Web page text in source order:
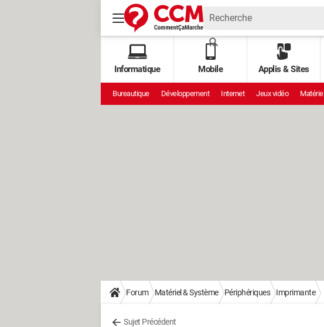
Informatique Mobile Applis & Sites
Bureautique Développement Internet Jeux vidéo Matériel
Forum Matériel & Système Périphériques Imprimante
Sujet Précédent